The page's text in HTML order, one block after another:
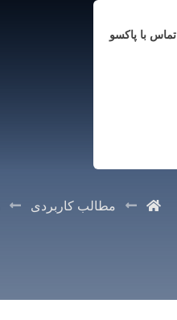
تماس با پاکسو
مطالب کاربردی